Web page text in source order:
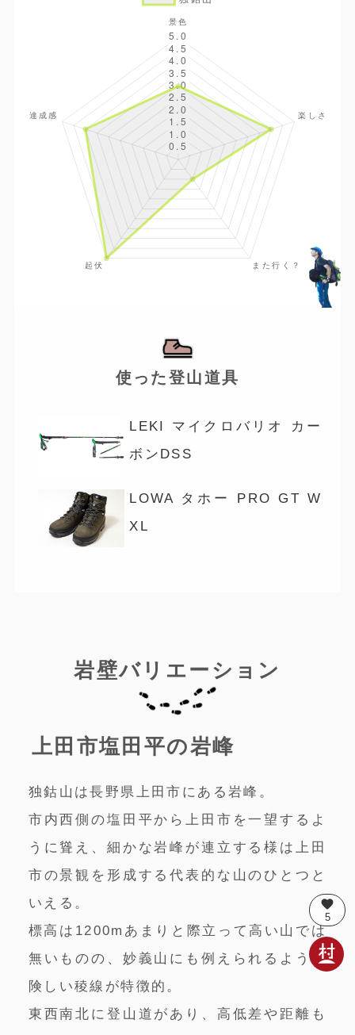
使った登山道具
LEKI マイクロバリオ カー
ボンDSS
LOWA タホー PRO GT W
XL
岩壁バリエーション
上田市塩田平の岩峰
独鈷山は長野県上田市にある岩峰。
市内西側の塩田平から上田市を一望するよ
うに聳え、細かな岩峰が連立する様は上田
市の景観を形成する代表的な山のひとつと
いえる。
標高は1200mあまりと際立って高い山では
無いものの、妙義山にも例えられるような
険しい稜線が特徴的。
東西南北に登山道があり、高低差や距離も
favorite
5